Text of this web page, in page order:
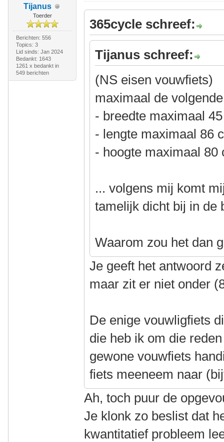
Tijanus
Toerder
Berichten: 556
Topics: 3
Lid sinds: Jan 2024
Bedankt: 1643
1261 x bedankt in
549 berichten
365cycle schreef:
Tijanus schreef:
(NS eisen vouwfiets)
maximaal de
- breedte maximaal
- lengte maximaal 86
- hoogte maximaal 80
... volgens mij komt
tamelijk dicht bij in de
Waarom zou het dan
Je geeft het antwoord
maar zit er niet onder
De enige vouwligfiets
die heb ik om die
gewone vouwfiets
fiets meeneem naar
Ah, toch puur de
Je klonk zo beslist dat
kwantitatief probleem